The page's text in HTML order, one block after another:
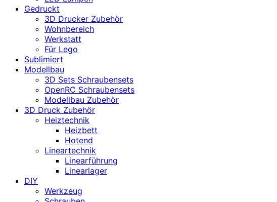
Gedruckt
3D Drucker Zubehör
Wohnbereich
Werkstatt
Für Lego
Sublimiert
Modellbau
3D Sets Schraubensets
OpenRC Schraubensets
Modellbau Zubehör
3D Druck Zubehör
Heiztechnik
Heizbett
Hotend
Lineartechnik
Linearführung
Linearlager
DIY
Werkzeug